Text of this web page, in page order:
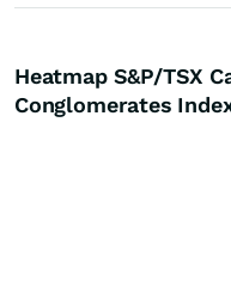
Heatmap S&P/TSX
Conglomerates